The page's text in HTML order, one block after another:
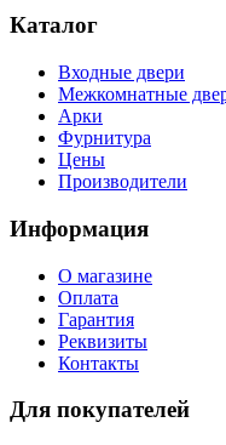
Каталог
Входные двери
Межкомнатные
Арки
Фурнитура
Цены
Производители
Информация
О магазине
Оплата
Гарантия
Реквизиты
Контакты
Для покупателей